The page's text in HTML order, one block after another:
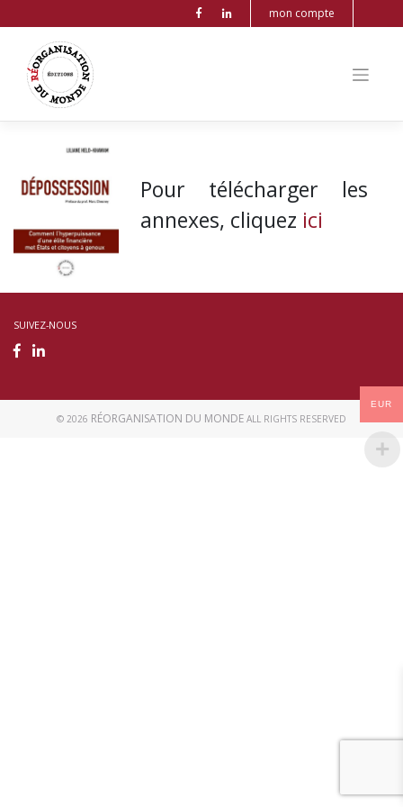
mon compte
Pour télécharger les
annexes, cliquez ici
SUIVEZ-NOUS
© 2026 RÉORGANISATION DU MONDE ALL RIGHTS RESERVED
EUR